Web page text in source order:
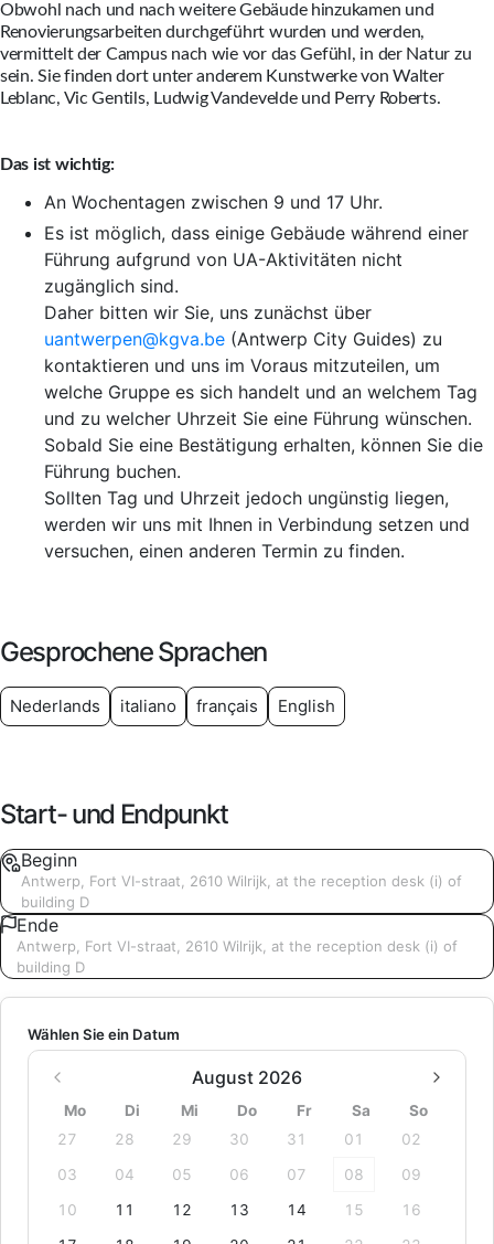
Obwohl nach und nach weitere Gebäude hinzukamen und
Renovierungsarbeiten durchgeführt wurden und werden,
vermittelt der Campus nach wie vor das Gefühl, in der Natur zu
sein. Sie finden dort unter anderem Kunstwerke von Walter
Leblanc, Vic Gentils, Ludwig Vandevelde und Perry Roberts.
Das ist wichtig:
An Wochentagen zwischen 9 und 17 Uhr.
Es ist möglich, dass einige Gebäude während einer
Führung aufgrund von UA-Aktivitäten nicht
zugänglich sind.
Daher bitten wir Sie, uns zunächst über
uantwerpen@kgva.be (Antwerp City Guides) zu
kontaktieren und uns im Voraus mitzuteilen, um
welche Gruppe es sich handelt und an welchem Tag
und zu welcher Uhrzeit Sie eine Führung wünschen.
Sobald Sie eine Bestätigung erhalten, können Sie die
Führung buchen.
Sollten Tag und Uhrzeit jedoch ungünstig liegen,
werden wir uns mit Ihnen in Verbindung setzen und
versuchen, einen anderen Termin zu finden.
Gesprochene Sprachen
Nederlands italiano français English
Start- und Endpunkt
Beginn
Antwerp, Fort VI-straat, 2610 Wilrijk, at the reception desk (i) of
building D
Ende
Antwerp, Fort VI-straat, 2610 Wilrijk, at the reception desk (i) of
building D
Wählen Sie ein Datum
August 2026
Mo Di Mi Do Fr Sa
So
27
28 29 30 31 01
02
03
04 05 06 07 08
09
10
11 12 13 14 15
16